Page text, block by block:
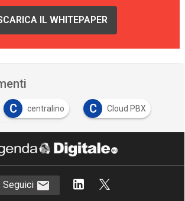
IL WHITEPAPER
C centralino C Cloud PBX
as a Service
Seguici